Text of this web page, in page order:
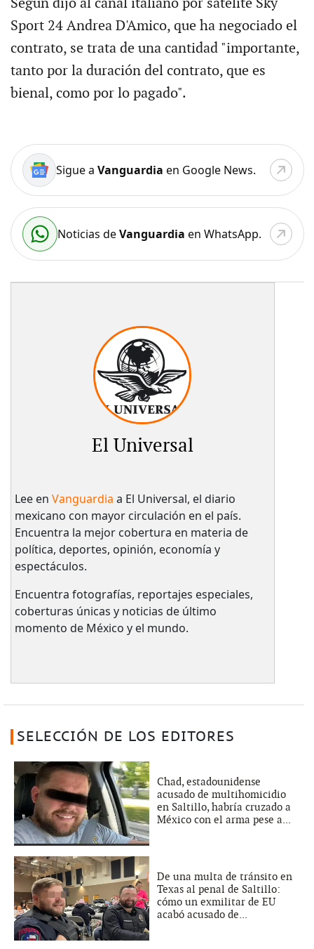
Según dijo al canal italiano por satélite Sky
Sport 24 Andrea D'Amico, que ha negociado el
contrato, se trata de una cantidad "importante,
tanto por la duración del contrato, que es
bienal, como por lo pagado".
Sigue a Vanguardia en Google News.
Noticias deVanguardia en WhatsApp.
El Universal
Lee en Vanguardia a El Universal, el diario
mexicano con mayor circulación en el país.​
Encuentra la mejor cobertura en materia de
política, deportes, opinión, economía y
espectáculos.
Encuentra fotografías, reportajes especiales,
coberturas únicas y noticias de último
momento de México y el mundo.
SELECCIÓN DE LOS EDITORES
Chad, estadounidense
acusado de multihomicidio
en Saltillo, habría cruzado a
México con el arma pese a...
De una multa de tránsito en
Texas al penal de Saltillo:
cómo un exmilitar de EU
acabó acusado de...